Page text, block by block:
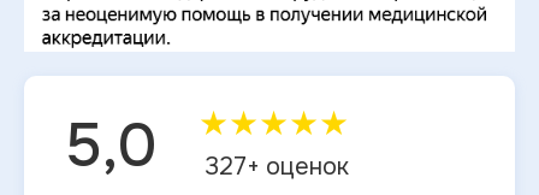
5,0 ★★★★★
327+ оценок